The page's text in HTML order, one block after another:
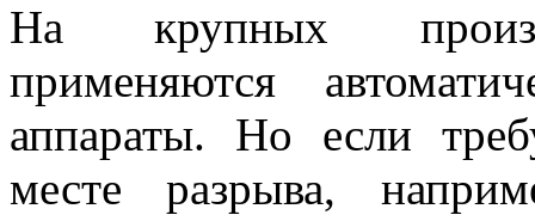
На крупных
применяются
аппараты. Но если
месте разрыва,